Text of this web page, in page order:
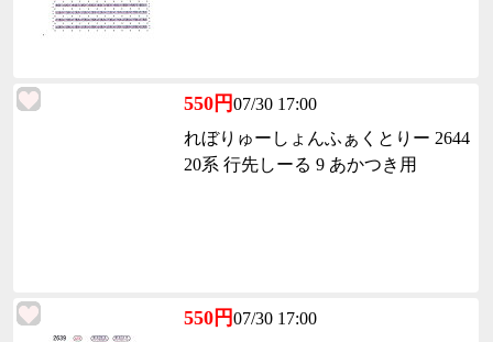
550円07/30 17:00
れぼりゅーしょんふぁくとりー 2644
20系 行先しーる 9 あかつき用
550円07/30 17:00